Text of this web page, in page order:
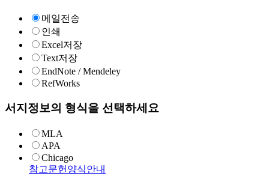
메일전송
인쇄
Excel저장
Text저장
EndNote / Mendeley
RefWorks
서지정보의 형식을 선택하세요
MLA
APA
Chicago
참고문헌양식안내